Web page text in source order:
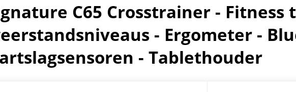
C65 Crosstrainer -
- Ergometer -
- Tablethouder